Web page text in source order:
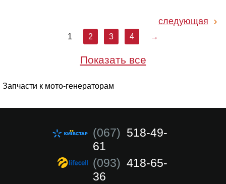
следующая
1 2 3 4 →
Показать все
Запчасти к мото-генераторам
(067) 518-49-
61
(093) 418-65-
36